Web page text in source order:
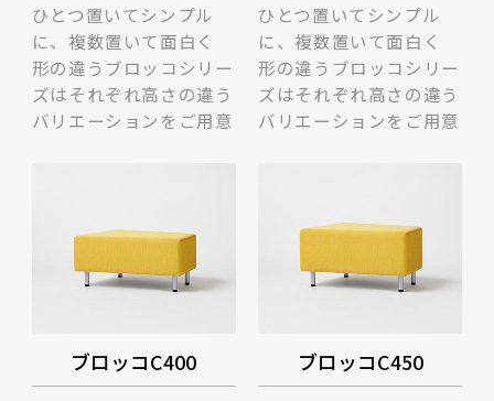
ひとつ置いてシンプル
に、複数置いて面白く
形の違うブロッコシリー
ズはそれぞれ高さの違う
バリエーションをご用意
ひとつ置いてシンプル
に、複数置いて面白く
形の違うブロッコシリー
ズはそれぞれ高さの違う
バリエーションをご用意
ブロッコC400 ブロッコC450